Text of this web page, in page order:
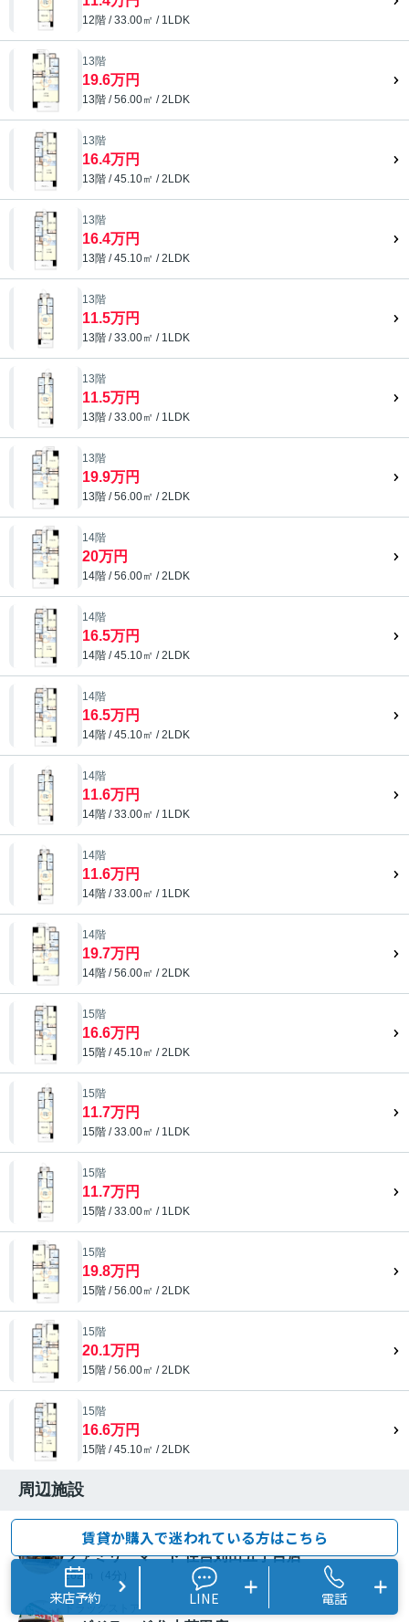
12階 / 33.00㎡ / 1LDK
13階
19.6万円
13階 / 56.00㎡ / 2LDK
13階
16.4万円
13階 / 45.10㎡ / 2LDK
13階
16.4万円
13階 / 45.10㎡ / 2LDK
13階
11.5万円
13階 / 33.00㎡ / 1LDK
13階
11.5万円
13階 / 33.00㎡ / 1LDK
13階
19.9万円
13階 / 56.00㎡ / 2LDK
14階
20万円
14階 / 56.00㎡ / 2LDK
14階
16.5万円
14階 / 45.10㎡ / 2LDK
14階
16.5万円
14階 / 45.10㎡ / 2LDK
14階
11.6万円
14階 / 33.00㎡ / 1LDK
14階
11.6万円
14階 / 33.00㎡ / 1LDK
14階
19.7万円
14階 / 56.00㎡ / 2LDK
15階
16.6万円
15階 / 45.10㎡ / 2LDK
15階
11.7万円
15階 / 33.00㎡ / 1LDK
15階
11.7万円
15階 / 33.00㎡ / 1LDK
15階
19.8万円
15階 / 56.00㎡ / 2LDK
15階
20.1万円
15階 / 56.00㎡ / 2LDK
15階
16.6万円
15階 / 45.10㎡ / 2LDK
周辺施設
コンビニエンスストア
ファミリーマート 住吉苅田五丁目店
262ｍ（4分）
ドラッグストア
賃貸か購入で迷われている方はこちら
来店予約 LINE 電話